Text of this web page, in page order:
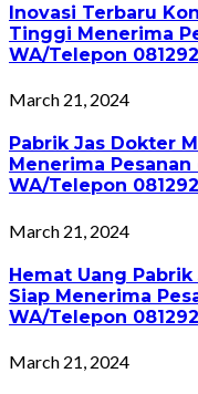
Inovasi Terbaru
Tinggi Menerima
WA/Telepon
March 21, 2024
Pabrik Jas Dokter
Menerima
WA/Telepon
March 21, 2024
Hemat Uang
Siap Menerima
WA/Telepon
March 21, 2024